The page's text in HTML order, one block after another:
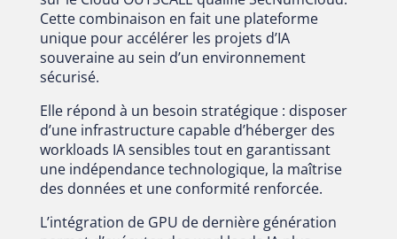
Cette combinaison en fait une plateforme
unique pour accélérer les projets d’IA
souveraine au sein d’un environnement
sécurisé.
Elle répond à un besoin stratégique : disposer
d’une infrastructure capable d’héberger des
workloads IA sensibles tout en garantissant
une indépendance technologique, la maîtrise
des données et une conformité renforcée.
L’intégration de GPU de dernière génération